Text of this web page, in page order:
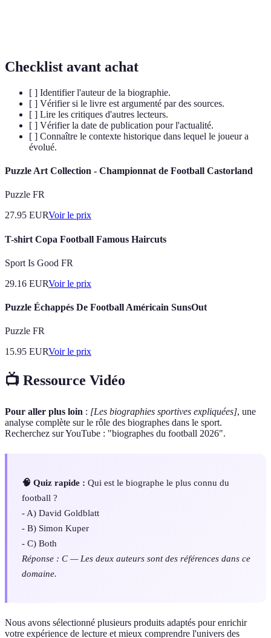
Checklist avant achat
[ ] Identifier l'auteur de la biographie.
[ ] Vérifier si le livre est argumenté par des sources.
[ ] Lire les critiques d'autres lecteurs.
[ ] Vérifier la date de publication pour l'actualité.
[ ] Connaître le contexte historique dans lequel le joueur a
évolué.
Puzzle Art Collection - Championnat de Football Castorland
Puzzle FR
27.95 EURVoir le prix
T-shirt Copa Football Famous Haircuts
Sport Is Good FR
29.16 EURVoir le prix
Puzzle Échappés De Football Américain SunsOut
Puzzle FR
15.95 EURVoir le prix
📺 Ressource Vidéo
Pour aller plus loin : [Les biographies sportives expliquées], une
analyse complète sur le rôle des biographes dans le sport.
Recherchez sur YouTube : "biographes du football 2026".
🧠 Quiz rapide : Qui est le biographe le plus connu du
football ?
- A) David Goldblatt
- B) Simon Kuper
- C) Both
Réponse : C — Les deux auteurs sont des références dans ce
domaine.
Nous avons sélectionné plusieurs produits adaptés pour enrichir
votre expérience de lecture et mieux comprendre l'univers des